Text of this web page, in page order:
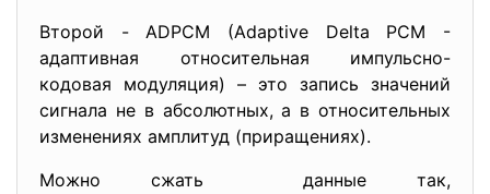
Второй - ADPCM (Adaptive Delta PCM -
адаптивная относительная импульсно-
кодовая модуляция) – это запись значений
сигнала не в абсолютных, а в относительных
изменениях амплитуд (приращениях).
Можно сжать данные так,